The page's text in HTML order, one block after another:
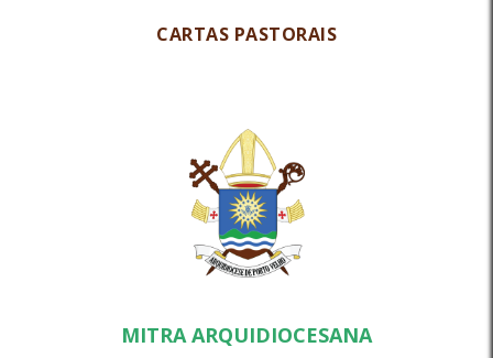
CARTAS PASTORAIS
MITRA ARQUIDIOCESANA